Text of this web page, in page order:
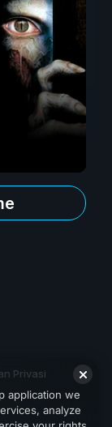
Privasi
application we
analyze